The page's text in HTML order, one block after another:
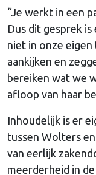
“Je werkt in een
Dus dit gesprek
niet in onze
aankijken en
bereiken wat we
afloop van haar
Inhoudelijk is er
tussen Wolters
van eerlijk
meerderheid in